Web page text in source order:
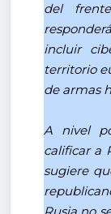
del
incluir
territorio
de armas
A nivel
calificar a
sugiere